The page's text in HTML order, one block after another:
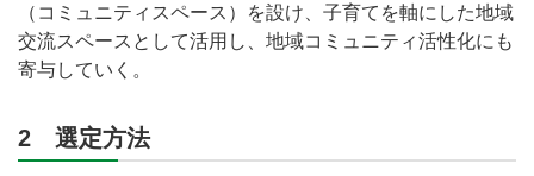
（コミュニティスペース）を設け、子育てを軸にした地域
交流スペースとして活用し、地域コミュニティ活性化にも
寄与していく。
2 選定方法